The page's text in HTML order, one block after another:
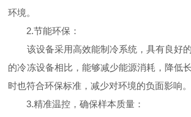
环境。
2.节能环保：
该设备采用高效能制冷系统，具有良好
的冷冻设备相比，能够减少能源消耗，降低
时也符合环保标准，减少对环境的负面影响。
3.精准温控，确保样本质量：